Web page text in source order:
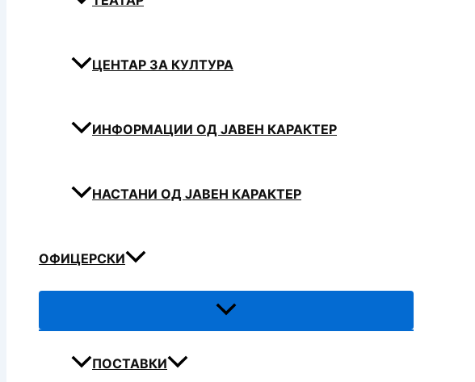
ЦЕНТАР ЗА КУЛТУРА
ИНФОРМАЦИИ ОД ЈАВЕН КАРАКТЕР
НАСТАНИ ОД ЈАВЕН КАРАКТЕР
ОФИЦЕРСКИ
ПОСТАВКИ